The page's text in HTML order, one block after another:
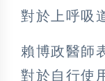
對於上呼吸
賴博政醫師
對於自行使